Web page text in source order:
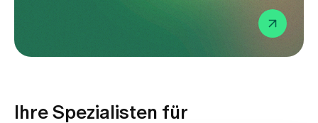
Ihre Spezialisten für